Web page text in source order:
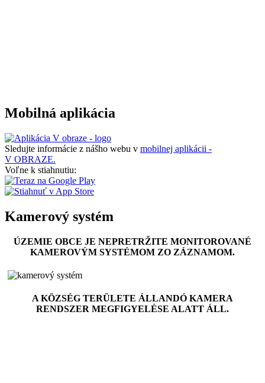
Mobilná aplikácia
Sledujte informácie z nášho webu v mobilnej aplikácii -
V OBRAZE.
Voľne k stiahnutiu:
Kamerový systém
ÚZEMIE OBCE JE NEPRETRŽITE MONITOROVANÉ
KAMEROVÝM SYSTÉMOM ZO ZÁZNAMOM.
A KÖZSÉG TERÜLETE ÁLLANDÓ KAMERA
RENDSZER MEGFIGYELÉSE ALATT ÁLL.